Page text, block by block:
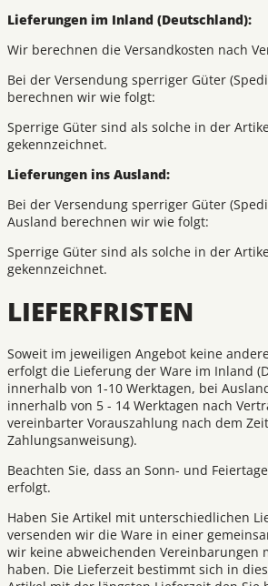
Lieferungen im Inland (Deutschland):
Wir berechnen die Versandkosten nach
Bei der Versendung sperriger Güter
berechnen wir wie folgt:
Sperrige Güter sind als solche in der
gekennzeichnet.
Lieferungen ins Ausland:
Bei der Versendung sperriger Güter
Ausland berechnen wir wie folgt:
Sperrige Güter sind als solche in der
gekennzeichnet.
LIEFERFRISTEN
Soweit im jeweiligen Angebot keine
erfolgt die Lieferung der Ware im Inland
innerhalb von 1-10 Werktagen, bei
innerhalb von 5 - 14 Werktagen nach
vereinbarter Vorauszahlung nach dem
Zahlungsanweisung).
Beachten Sie, dass an Sonn- und
erfolgt.
Haben Sie Artikel mit unterschiedlichen
versenden wir die Ware in einer
wir keine abweichenden Vereinbarungen
haben. Die Lieferzeit bestimmt sich in